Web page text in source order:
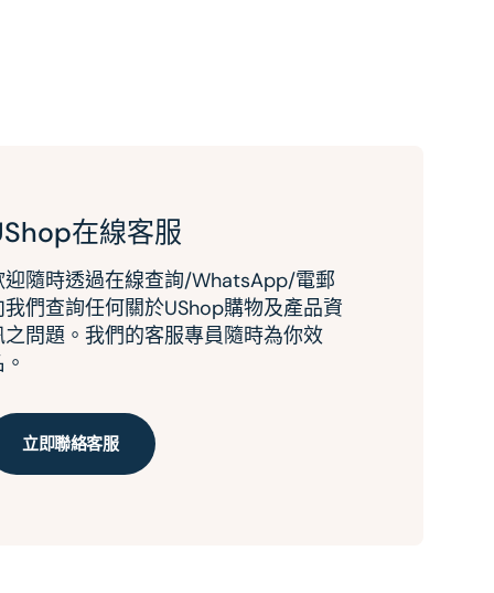
在線客服
迎隨時透過在線查詢/WhatsApp/電郵
我們查詢任何關於UShop購物及產品資
之問題。我們的客服專員隨時為你效
立即聯絡客服